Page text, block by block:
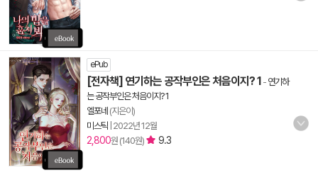
ePub
[전자책] 연기하는 공작부인은 처음이지? 1 - 연기하
는 공작부인은 처음이지? 1
엘포네 (지은이)
미스틱 2022년 12월
2,800원 (140원) 9.3